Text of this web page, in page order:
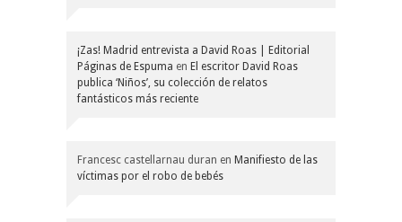
¡Zas! Madrid entrevista a David Roas | Editorial
Páginas de Espuma en El escritor David Roas
publica ‘Niños’, su colección de relatos
fantásticos más reciente
Francesc castellarnau duran en Manifiesto de las
víctimas por el robo de bebés